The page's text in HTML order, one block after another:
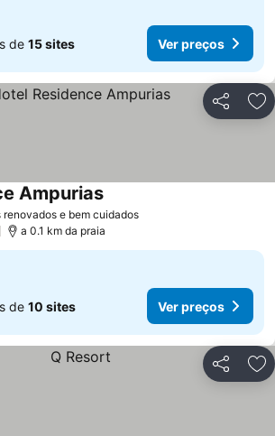
de 15 sites Ver preços
Partilhar
renovados e bem cuidadosVer preços
AmpuriasVer preços
a 0.1 km da praia
de 10 sites Ver preços
Partilhar